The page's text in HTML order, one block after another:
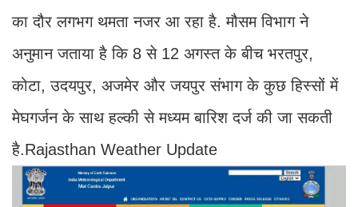
का दौर लगभग थमता नजर आ रहा है. मौसम विभाग ने
अनुमान जताया है कि 8 से 12 अगस्त के बीच भरतपुर,
कोटा, उदयपुर, अजमेर और जयपुर संभाग के कुछ हिस्सों में
मेघगर्जन के साथ हल्की से मध्यम बारिश दर्ज की जा सकती
है.Rajasthan Weather Update